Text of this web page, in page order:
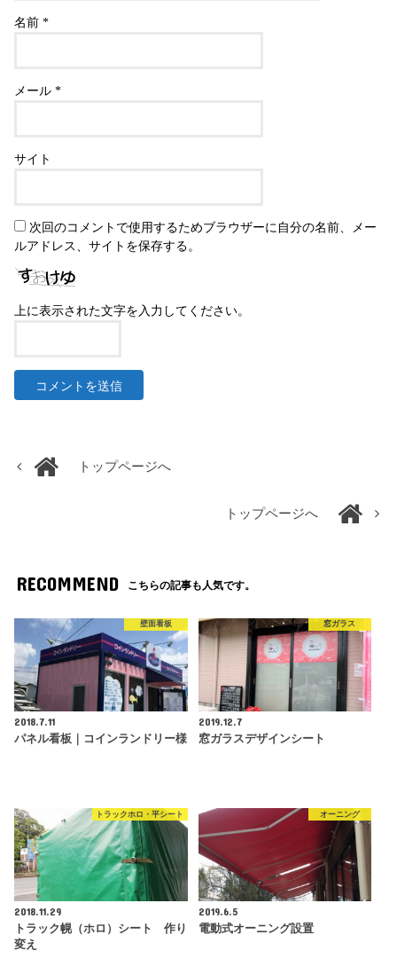
名前*
メール*
サイト
次回のコメントで使用するためブラウザーに自分の名前、メー
ルアドレス、サイトを保存する。
上に表示された文字を入力してください。
トップページへ
トップページへ
RECOMMEND こちらの記事も人気です。
壁面看板
2018.7.11
パネル看板｜コインランドリー様
窓ガラス
2019.12.7
窓ガラスデザインシート
トラックホロ・平シート
2018.11.29
トラック幌（ホロ）シート 作り
変え
オーニング
2019.6.5
電動式オーニング設置